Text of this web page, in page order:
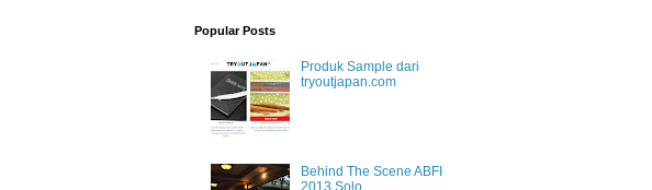
Popular Posts
Produk Sample dari
tryoutjapan.com
Behind The Scene ABFI